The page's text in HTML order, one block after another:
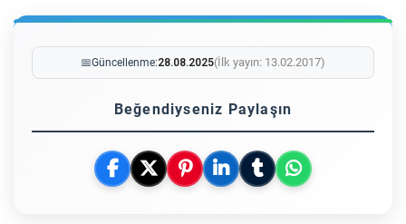
📅Güncellenme:28.08.2025(İlk yayın: 13.02.2017)
Beğendiyseniz Paylaşın